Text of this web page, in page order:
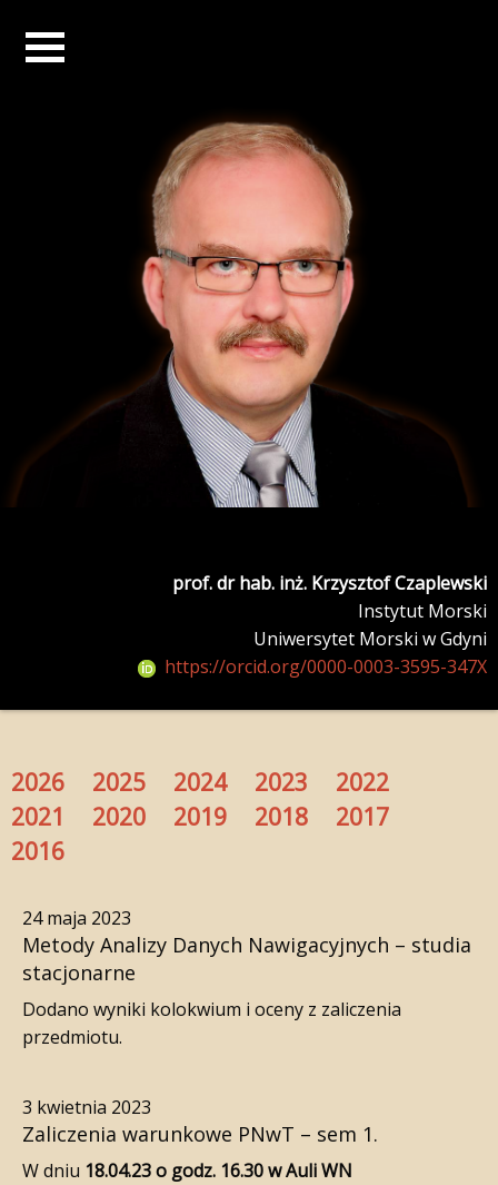
prof. dr hab. inż. Krzysztof Czaplewski
Instytut Morski
Uniwersytet Morski w Gdyni
https://orcid.org/0000-0003-3595-347X
2026 2025 2024 2023
2022
2021
2020 2019 2018
2017
2016
24 maja 2023
Metody Analizy Danych Nawigacyjnych – studia
stacjonarne
Dodano wyniki kolokwium i oceny z zaliczenia
przedmiotu.
3 kwietnia 2023
Zaliczenia warunkowe PNwT – sem 1.
W dniu 18.04.23 o godz. 16.30 w Auli WN